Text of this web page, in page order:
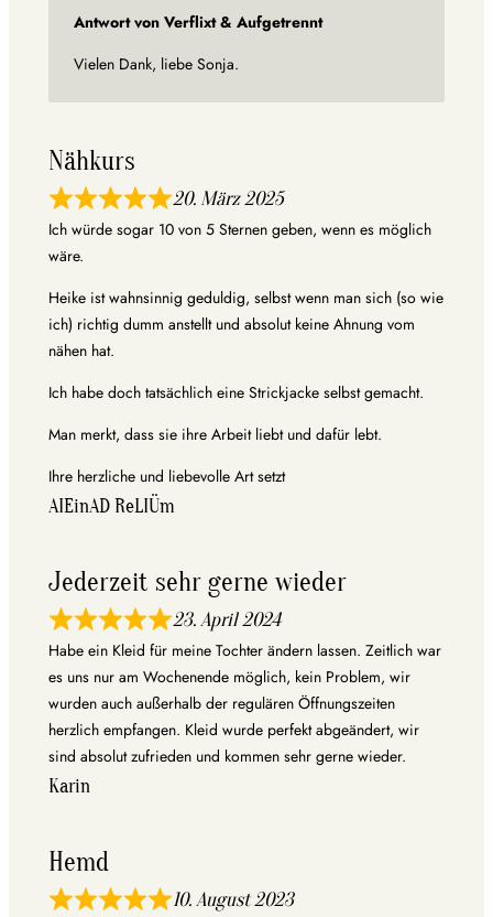
Antwort von Verflixt & Aufgetrennt
Vielen Dank, liebe Sonja.
Nähkurs
20. März 2025
Ich würde sogar 10 von 5 Sternen geben, wenn es möglich
wäre.
Heike ist wahnsinnig geduldig, selbst wenn man sich (so wie
ich) richtig dumm anstellt und absolut keine Ahnung vom
nähen hat.
Ich habe doch tatsächlich eine Strickjacke selbst gemacht.
Man merkt, dass sie ihre Arbeit liebt und dafür lebt.
Ihre herzliche und liebevolle Art setzt
AIEinAD ReLIÜm
Jederzeit sehr gerne wieder
23. April 2024
Habe ein Kleid für meine Tochter ändern lassen. Zeitlich war
es uns nur am Wochenende möglich, kein Problem, wir
wurden auch außerhalb der regulären Öffnungszeiten
herzlich empfangen. Kleid wurde perfekt abgeändert, wir
sind absolut zufrieden und kommen sehr gerne wieder.
Karin
Hemd
10. August 2023